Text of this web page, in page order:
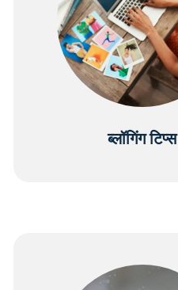
ब्लॉगिंग टिप्स